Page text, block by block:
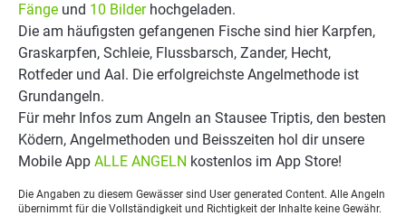
Fänge und 10 Bilderhochgeladen.
Die am häufigsten gefangenen Fische sind hier Karpfen,
Graskarpfen, Schleie, Flussbarsch, Zander, Hecht,
Rotfeder und Aal. Die erfolgreichste Angelmethode ist
Grundangeln.
Für mehr Infos zum Angeln an Stausee Triptis, den besten
Ködern, Angelmethoden und Beisszeiten hol dir unsere
Mobile App ALLE ANGELN kostenlos im App Store!
Die Angaben zu diesem Gewässer sind User generated Content. Alle Angeln
übernimmt für die Vollständigkeit und Richtigkeit der Inhalte keine Gewähr.